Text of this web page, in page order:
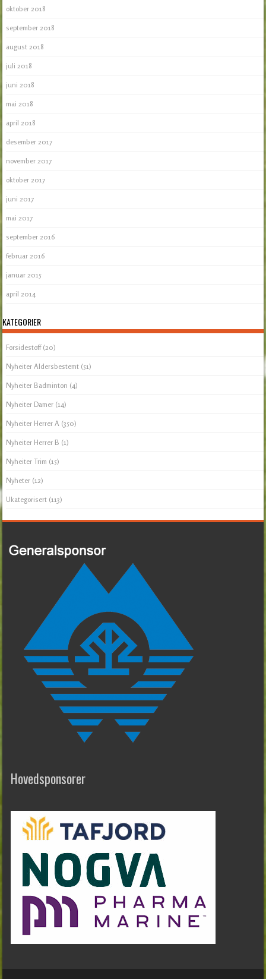
oktober 2018
september 2018
august 2018
juli 2018
juni 2018
mai 2018
april 2018
desember 2017
november 2017
oktober 2017
juni 2017
mai 2017
september 2016
februar 2016
januar 2015
april 2014
KATEGORIER
Forsidestoff(20)
Nyheiter Aldersbestemt (51)
Nyheiter Badminton (4)
Nyheiter Damer (14)
Nyheiter Herrer A (350)
Nyheiter Herrer B (1)
Nyheiter Trim (15)
Nyheter (12)
Ukategorisert (113)
Hovedsponsorer